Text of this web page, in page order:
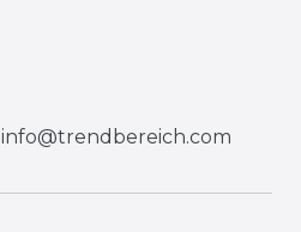
info@trendbereich.com